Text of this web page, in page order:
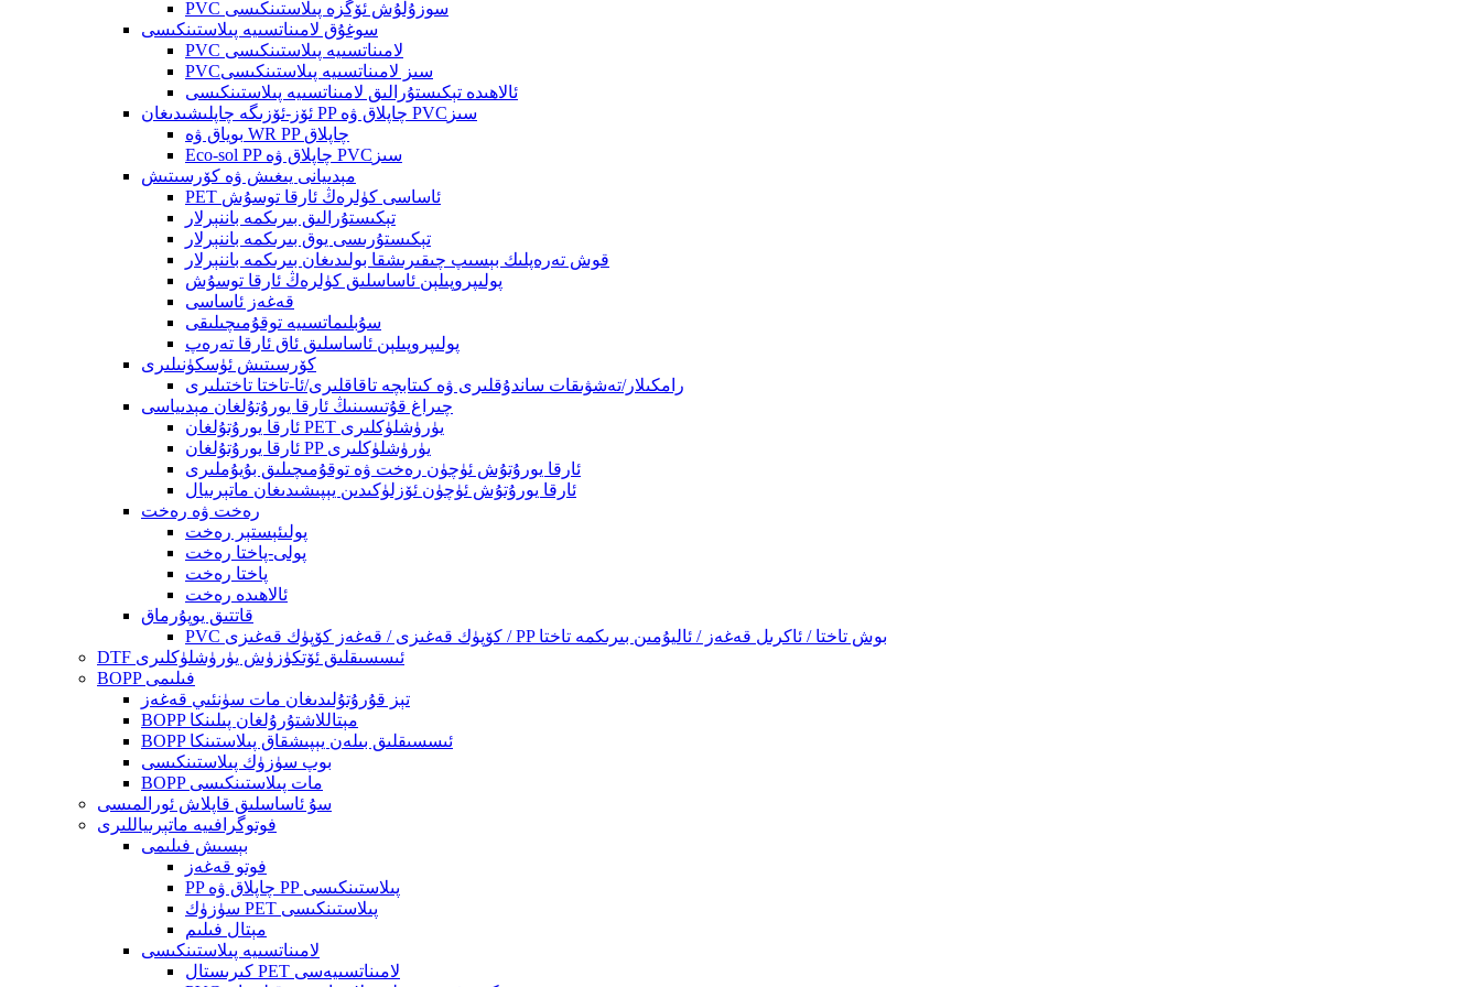
PVC سوزۇلۇش ئۆگزە پىلاستىنكىسى
سوغۇق لامىناتسىيە پىلاستىنكىسى
PVC لامىناتسىيە پىلاستىنكىسى
PVCسىز لامىناتسىيە پىلاستىنكىسى
ئالاھىدە تېكىستۇرالىق لامىناتسىيە پىلاستىنكىسى
ئۆز-ئۆزىگە چاپلىشىدىغان PP چاپلاق ۋە PVCسىز
بوياق ۋە WR PP چاپلاق
Eco-sol PP چاپلاق ۋە PVCسىز
مېدىيانى يىغىش ۋە كۆرسىتىش
PET ئاساسى كۈلرەڭ ئارقا توسۇش
تېكىستۇرالىق بىرىكمە باننېرلار
تېكىستۇرىسى يوق بىرىكمە باننېرلار
قوش تەرەپلىك بېسىپ چىقىرىشقا بولىدىغان بىرىكمە باننېرلار
پولىپروپىلېن ئاساسلىق كۈلرەڭ ئارقا توسۇش
قەغەز ئاساسى
سۇبلىماتسىيە توقۇمىچىلىقى
پولىپروپىلېن ئاساسلىق ئاق ئارقا تەرەپ
كۆرسىتىش ئۈسكۈنىلىرى
رامكىلار/تەشۋىقات ساندۇقلىرى ۋە كىتابچە تاقاقلىرى/ئا-تاختا تاختىلىرى
چىراغ قۇتىسىنىڭ ئارقا يورۇتۇلغان مېدىياسى
ئارقا يورۇتۇلغان PET يۈرۈشلۈكلىرى
ئارقا يورۇتۇلغان PP يۈرۈشلۈكلىرى
ئارقا يورۇتۇش ئۈچۈن رەخت ۋە توقۇمىچىلىق بۇيۇملىرى
ئارقا يورۇتۇش ئۈچۈن ئۆزلۈكىدىن يېپىشىدىغان ماتېرىيال
رەخت ۋە رەخت
پولىئېستېر رەخت
پولى-پاختا رەخت
پاختا رەخت
ئالاھىدە رەخت
قاتتىق يوپۇرماق
PVC كۆپۈك قەغىزى / قەغەز كۆپۈك قەغىزى / PP بوش تاختا / ئاكرىل قەغەز / ئاليۇمىن بىرىكمە تاختا
DTF ئىسسىقلىق ئۆتكۈزۈش يۈرۈشلۈكلىرى
BOPP فىلىمى
تېز قۇرۇتۇلىدىغان مات سۈنئىي قەغەز
BOPP مېتاللاشتۇرۇلغان پىلىنكا
BOPP ئىسسىقلىق بىلەن يېپىشقاق پىلاستىنكا
بوپ سۈزۈك پىلاستىنكىسى
BOPP مات پىلاستىنكىسى
سۇ ئاساسلىق قاپلاش ئورالمىسى
فوتوگرافىيە ماتېرىياللىرى
بېسىش فىلىمى
فوتو قەغەز
PP چاپلاق ۋە PP پىلاستىنكىسى
سۈزۈك PET پىلاستىنكىسى
مېتال فىلىم
لامىناتسىيە پىلاستىنكىسى
كىرىستال PET لامىناتسىيەسى